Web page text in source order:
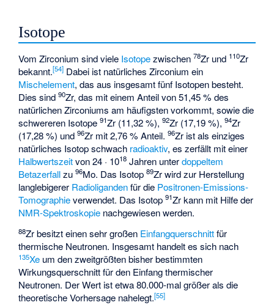
Isotope
Vom Zirconium sind viele Isotopezwischen78Zr und 110Zr
bekannt.[54] Dabei ist natürliches Zirconium ein
Mischelement, das aus insgesamt fünf Isotopen besteht.
Dies sind90Zr, das mit einem Anteil von 51,45 % des
natürlichen Zirconiums am häufigsten vorkommt, sowie die
schwereren Isotope91Zr (11,32 %),92Zr (17,19 %),94Zr
(17,28 %) und96Zr mit 2,76 % Anteil.96Zr ist als einziges
natürliches Isotop schwach radioaktiv, es zerfällt mit einer
Halbwertszeitvon 24 · 1018 Jahren unterdoppeltem
Betazerfallzu96Mo. Das Isotop89Zr wird zur Herstellung
langlebigerer Radioligandenfür die Positronen-Emissions-
Tomographieverwendet. Das Isotop91Zr kann mit Hilfe der
NMR-Spektroskopie nachgewiesen werden.
88Zr besitzt einen sehr großen Einfangquerschnittfür
thermische Neutronen. Insgesamt handelt es sich nach
135Xe um den zweitgrößten bisher bestimmten
Wirkungsquerschnitt für den Einfang thermischer
Neutronen. Der Wert ist etwa 80.000-mal größer als die
theoretische Vorhersage nahelegt.[55]